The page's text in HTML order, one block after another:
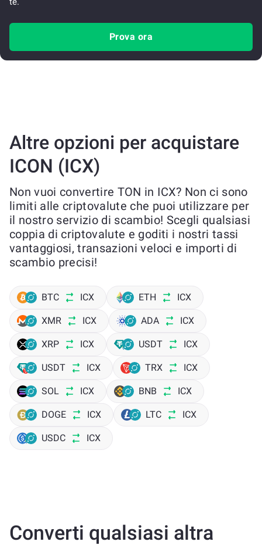
Prova ora
Altre opzioni per acquistare
ICON (ICX)
Non vuoi convertire TON in ICX? Non ci sono
limiti alle criptovalute che puoi utilizzare per
il nostro servizio di scambio! Scegli qualsiasi
coppia di criptovalute e goditi i nostri tassi
vantaggiosi, transazioni veloci e importi di
scambio precisi!
BTC ICX ETH ICX
XMR ICX ADA ICX
XRP ICX USDT ICX
USDT ICX TRX ICX
SOL ICX BNB ICX
DOGE ICX LTC ICX
USDC ICX
Converti qualsiasi altra